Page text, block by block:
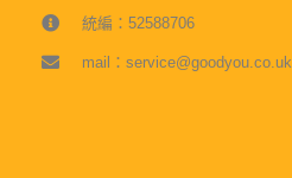
統編：52588706
mail：service@goodyou.co.uk